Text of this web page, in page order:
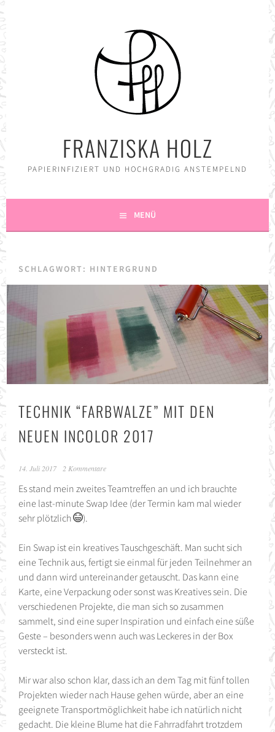
FRANZISKA HOLZ
PAPIERINFIZIERT UND HOCHGRADIG ANSTEMPELND
MENÜ
SCHLAGWORT: HINTERGRUND
TECHNIK “FARBWALZE” MIT DEN
NEUEN INCOLOR 2017
14. Juli 2017 2 Kommentare
Es stand mein zweites Teamtreffen an und ich brauchte
eine last-minute Swap Idee (der Termin kam mal wieder
sehr plötzlich
).
Ein Swap ist ein kreatives Tauschgeschäft. Man sucht sich
eine Technik aus, fertigt sie einmal für jeden Teilnehmer an
und dann wird untereinander getauscht. Das kann eine
Karte, eine Verpackung oder sonst was Kreatives sein. Die
verschiedenen Projekte, die man sich so zusammen
sammelt, sind eine super Inspiration und einfach eine süße
Geste – besonders wenn auch was Leckeres in der Box
versteckt ist.
Mir war also schon klar, dass ich an dem Tag mit fünf tollen
Projekten wieder nach Hause gehen würde, aber an eine
geeignete Transportmöglichkeit habe ich natürlich nicht
gedacht. Die kleine Blume hat die Fahrradfahrt trotzdem